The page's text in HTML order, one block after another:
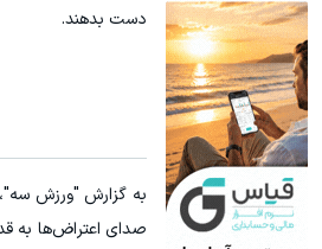
دست بدهند.
به گزارش "ورزش
صدای اعتراض‌ها به
سرمایه گذاری ارزی روی سهام
ثبت نام کنید